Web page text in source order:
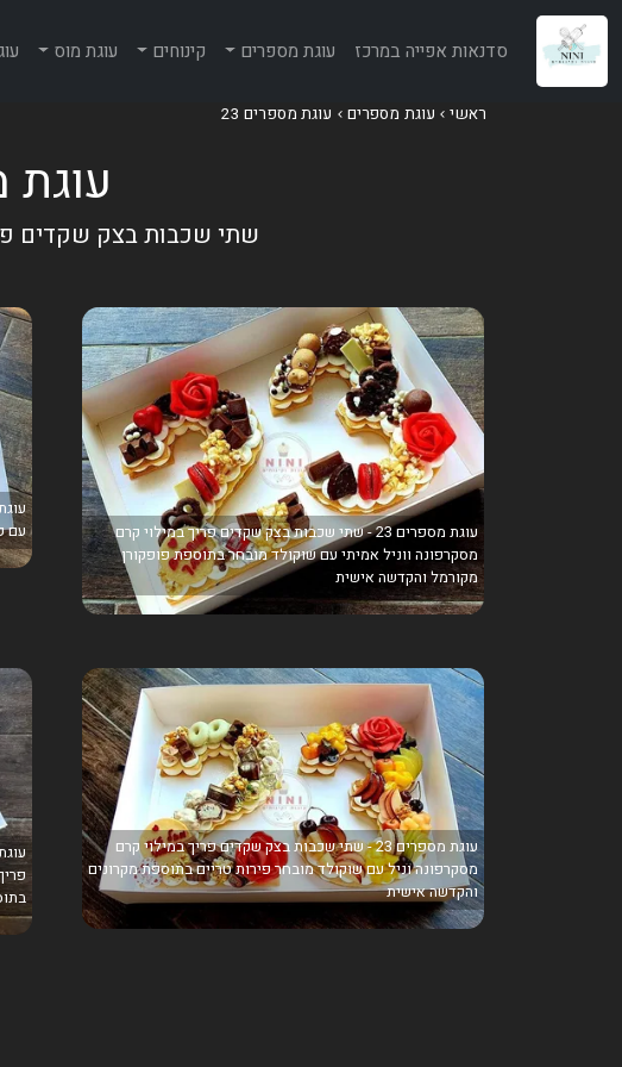
סדנאות אפייה במרכז עוגת מספרים קינוחים עוגת מוס
ראשי עוגת מספרים עוגת מספרים 23
עוגת
שתי שכבות בצק שקדים
עוגת מספרים 23 - שתי שכבות בצק שקדים פריך במילוי קרם
מסקרפונה ווניל אמיתי עם שוקולד מובחר בתוספת פופקורן
מקורמל והקדשה אישית
עם
עוגת מספרים 23 - שתי שכבות בצק שקדים פריך במילוי קרם
מסקרפונה וניל עם שוקולד מובחר פירות טריים בתוספת מקרונים
והקדשה אישית